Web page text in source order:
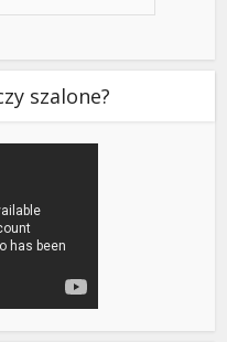
szalone?